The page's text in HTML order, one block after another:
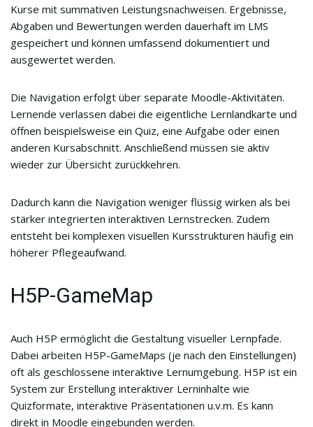
Kurse mit summativen Leistungsnachweisen. Ergebnisse,
Abgaben und Bewertungen werden dauerhaft im LMS
gespeichert und können umfassend dokumentiert und
ausgewertet werden.
Die Navigation erfolgt über separate Moodle-Aktivitäten.
Lernende verlassen dabei die eigentliche Lernlandkarte und
öffnen beispielsweise ein Quiz, eine Aufgabe oder einen
anderen Kursabschnitt. Anschließend müssen sie aktiv
wieder zur Übersicht zurückkehren.
Dadurch kann die Navigation weniger flüssig wirken als bei
stärker integrierten interaktiven Lernstrecken. Zudem
entsteht bei komplexen visuellen Kursstrukturen häufig ein
höherer Pflegeaufwand.
H5P-GameMap
Auch H5P ermöglicht die Gestaltung visueller Lernpfade.
Dabei arbeiten H5P-GameMaps (je nach den Einstellungen)
oft als geschlossene interaktive Lernumgebung. H5P ist ein
System zur Erstellung interaktiver Lerninhalte wie
Quizformate, interaktive Präsentationen u.v.m. Es kann
direkt in Moodle eingebunden werden.